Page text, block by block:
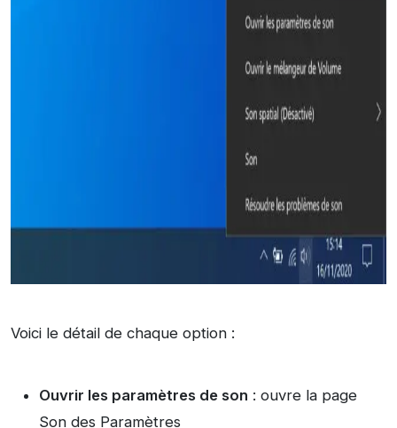
Voici le détail de chaque option :
Ouvrir les paramètres de son : ouvre la page
Son des Paramètres